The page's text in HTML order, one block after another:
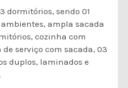
dormitórios, sendo 01
ampla sacada
cozinha com
serviço com sacada, 03
duplos, laminados e